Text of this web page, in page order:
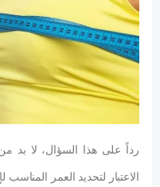
رداً على هذا السؤال، لا بد
الاعتبار لتحديد العمر المناسب